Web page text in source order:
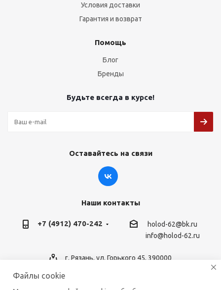
Условия доставки
Гарантия и возврат
Помощь
Блог
Бренды
Будьте всегда в курсе!
Оставайтесь на связи
Наши контакты
+7 (4912) 470-242
holod-62@bk.ru
info@holod-62.ru
г. Рязань, ул. Горького 45, 390000
Файлы cookie